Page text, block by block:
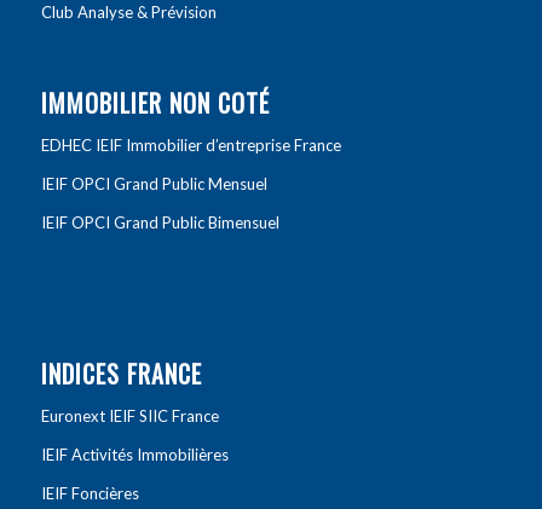
Club Analyse & Prévision
IMMOBILIER NON COTÉ
EDHEC IEIF Immobilier d’entreprise France
IEIF OPCI Grand Public Mensuel
IEIF OPCI Grand Public Bimensuel
INDICES FRANCE
Euronext IEIF SIIC France
IEIF Activités Immobilières
IEIF Foncières